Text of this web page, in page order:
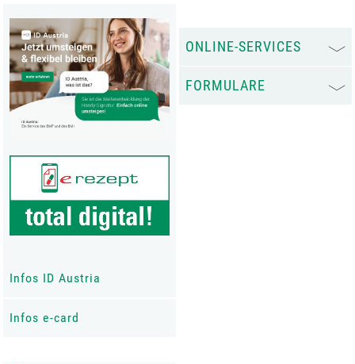
Infos ID Austria
Infos e-card
ONLINE-SERVICES
FORMULARE